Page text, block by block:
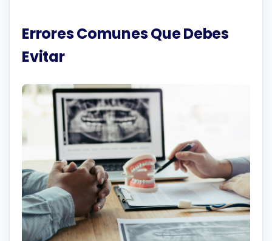
Errores Comunes Que Debes
Evitar